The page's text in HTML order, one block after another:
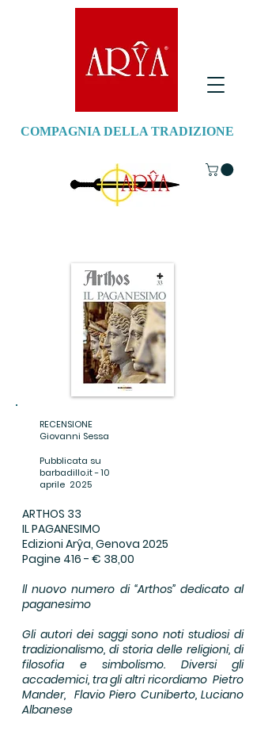
COMPAGNIA DELLA TRADIZIONE
RECENSIONE
Giovanni Sessa
Pubblicata su
barbadillo.it - 10
aprile 2025
​ARTHOS 33
IL PAGANESIMO
Edizioni Arŷa, Genova 2025
Pagine 416 - € 38,00
ll nuovo numero di “Arthos” dedicato al
paganesimo
Gli autori dei saggi sono noti studiosi di
tradizionalismo, di storia delle religioni, di
filosofia e simbolismo. Diversi gli
accademici, tra gli altri ricordiamo Pietro
Mander, Flavio Piero Cuniberto, Luciano
Albanese